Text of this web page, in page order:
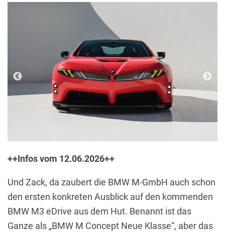
++Infos vom 12.06.2026++
Und Zack, da zaubert die BMW M-GmbH auch schon
den ersten konkreten Ausblick auf den kommenden
BMW M3 eDrive aus dem Hut. Benannt ist das
Ganze als „BMW M Concept Neue Klasse“, aber das